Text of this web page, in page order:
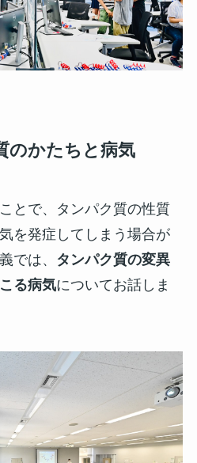
のかたちと病気
とで、タンパク質の性質
を発症してしまう場合が
では、
タンパク質の変異
る病気についてお話しま